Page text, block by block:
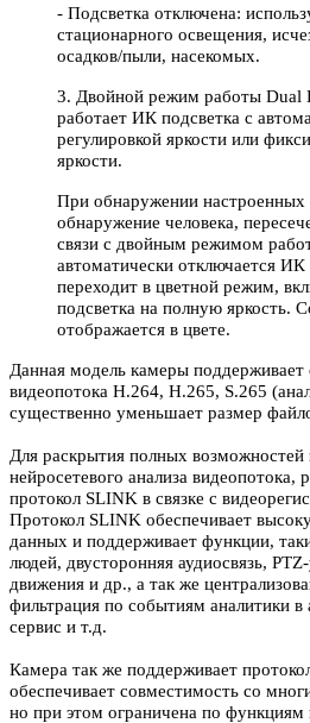
- Подсветка отключена:
стационарного освещения,
осадков/пыли, насекомых.
3. Двойной режим работы Dual
работает ИК подсветка с
регулировкой яркости или
яркости.
При обнаружении
обнаружение человека,
связи с двойным режимом
автоматически отключается ИК
переходит в цветной режим,
подсветка на полную яркость.
отображается в цвете.
Данная модель камеры поддерживает
видеопотока H.264, H.265, S.265
существенно уменьшает размер
Для раскрытия полных возможностей
нейросетевого анализа видеопотока,
протокол SLINK в связке с
Протокол SLINK обеспечивает
данных и поддерживает функции,
людей, двусторонняя аудиосвязь,
движения и др., а так же
фильтрация по событиям аналитики
сервис и т.д.
Камера так же поддерживает
обеспечивает совместимость со
но при этом ограничена по функциям